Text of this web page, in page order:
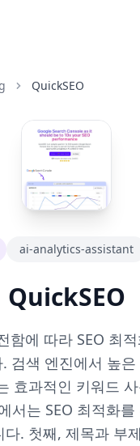
QuickSEO
ai-analytics-assistant
QuickSEO
함에 따라 SEO 최
검색 엔진에서 높
효과적인 키워드
서는 SEO 최적화
다. 첫째, 제목과 부